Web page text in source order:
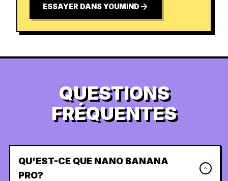
ESSAYER DANS YOUMIND
QUESTIONS
FRÉQUENTES
QU'EST-CE QUE NANO BANANA
PRO?